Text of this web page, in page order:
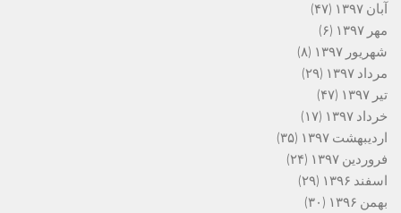
آبان ۱۳۹۷
(۴۷)
مهر ۱۳۹۷
(۶)
شهریور ۱۳۹۷
(۸)
مرداد ۱۳۹۷
(۲۹)
تیر ۱۳۹۷
(۴۷)
خرداد ۱۳۹۷
(۱۷)
اردیبهشت ۱۳۹۷
(۳۵)
فروردین ۱۳۹۷
(۲۴)
اسفند ۱۳۹۶
(۲۹)
بهمن ۱۳۹۶
(۳۰)